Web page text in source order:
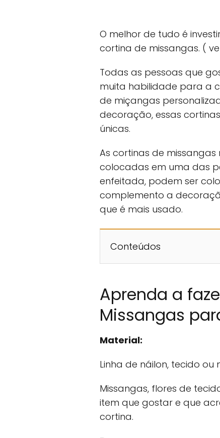
O melhor de tudo é
cortina de missangas. (
Todas as pessoas que
muita habilidade para a
de miçangas
decoração, essas
únicas.
As cortinas de
colocadas em uma das
enfeitada, podem ser
complemento a
que é mais usado.
Conteúdos
Aprenda a
Missangas
Material:
Linha de náilon, tecido ou
Missangas, flores de
item que gostar e que
cortina.